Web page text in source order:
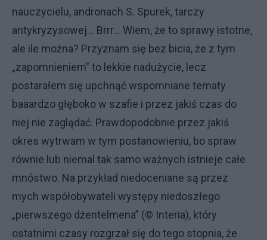
nauczycielu, andronach S. Spurek, tarczy
antykryzysowej… Brrr… Wiem, że to sprawy istotne,
ale ile można? Przyznam się bez bicia, że z tym
„zapomnieniem” to lekkie nadużycie, lecz
postarałem się upchnąć wspomniane tematy
baaardzo głęboko w szafie i przez jakiś czas do
niej nie zaglądać. Prawdopodobnie przez jakiś
okres wytrwam w tym postanowieniu, bo spraw
równie lub niemal tak samo ważnych istnieje całe
mnóstwo. Na przykład niedoceniane są przez
mych współobywateli występy niedoszłego
„pierwszego dżentelmena” (© Interia), który
ostatnimi czasy rozgrzał się do tego stopnia, że